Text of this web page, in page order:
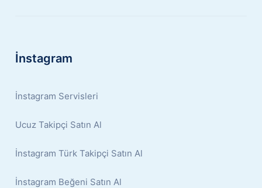
İnstagram
İnstagram Servisleri
Ucuz Takipçi Satın Al
İnstagram Türk Takipçi Satın Al
İnstagram Beğeni Satın Al